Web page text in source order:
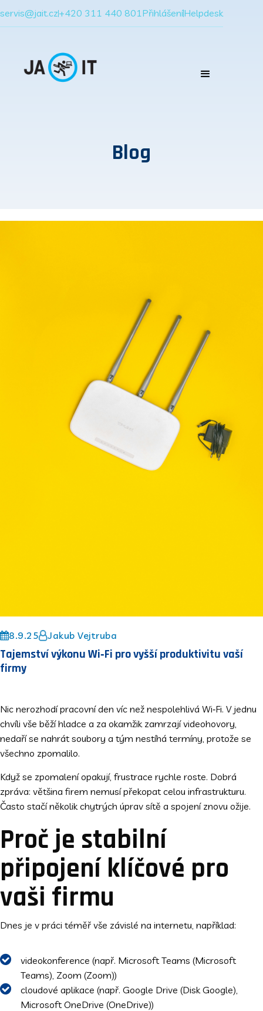
servis@jait.cz+420 311 440 801PřihlášeníHelpdesk
Blog
8.9.25 Jakub Vejtruba
Tajemství výkonu Wi‑Fi pro vyšší produktivitu vaší
firmy
Nic nerozhodí pracovní den víc než nespolehlivá Wi‑Fi. V jednu
chvíli vše běží hladce a za okamžik zamrzají videohovory,
nedaří se nahrát soubory a tým nestíhá termíny, protože se
všechno zpomalilo.
Když se zpomalení opakují, frustrace rychle roste. Dobrá
zpráva: většina firem nemusí překopat celou infrastrukturu.
Často stačí několik chytrých úprav sítě a spojení znovu ožije.
Proč je stabilní
připojení klíčové pro
vaši firmu
Dnes je v práci téměř vše závislé na internetu, například:
videokonference (např. Microsoft Teams (Microsoft
Teams), Zoom (Zoom))
cloudové aplikace (např. Google Drive (Disk Google),
Microsoft OneDrive (OneDrive))